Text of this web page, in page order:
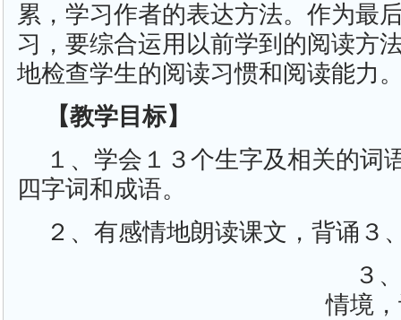
累，学习作者的表达方法。作为最
习，要综合运用以前学到的阅读方
地检查学生的阅读习惯和阅读能力
【教学目标】
１、学会１３个生字及相关的词
四字词和成语。
２、有感情地朗读课文，背诵３
３
情境